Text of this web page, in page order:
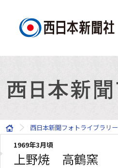
西日本新聞フォトライブラリー
1969年3月頃
上野焼 高鶴窯